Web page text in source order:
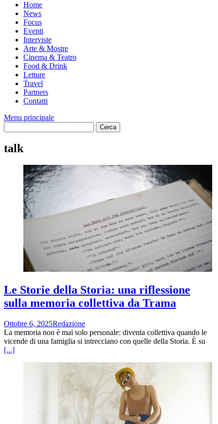
Home
News
Focus
Eventi
Interviste
Arte & Mostre
Cinema & Teatro
Food & Drink
Letture
Travel
Partners
Contatti
Menu principale
talk
Le Storie della Storia: una riflessione
sulla memoria collettiva da Trama
Ottobre 6, 2025Redazione
La memoria non è mai solo personale: diventa collettiva quando le
vicende di una famiglia si intrecciano con quelle della Storia. È su
[...]